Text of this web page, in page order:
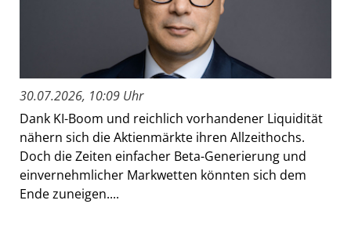
30.07.2026, 10:09 Uhr
Dank KI-Boom und reichlich vorhandener Liquidität
nähern sich die Aktienmärkte ihren Allzeithochs.
Doch die Zeiten einfacher Beta-Generierung und
einvernehmlicher Markwetten könnten sich dem
Ende zuneigen....